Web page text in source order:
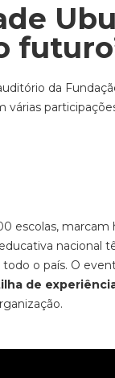
da
escolas, marcam
nacional
o país. O
de